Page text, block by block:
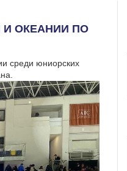
ОКЕАНИИ ПО
среди юниорских